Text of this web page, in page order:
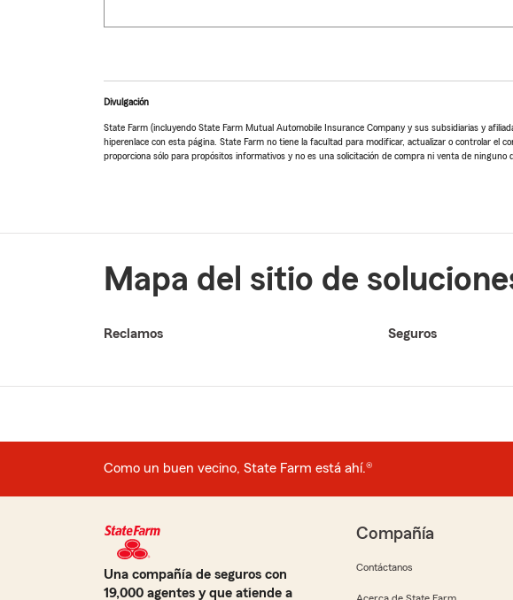
Divulgación
State Farm (incluyendo State Farm Mutual Automobile Insurance Company y sus subsidiarias y
hiperenlace con esta página. State Farm no tiene la facultad para modificar, actualizar o controlar el
proporciona sólo para propósitos informativos y no es una solicitación de compra ni venta de
Mapa del sitio de
Reclamos Seguros
Como un buen vecino, State Farm está ahí.®
Una compañía de seguros con
19,000 agentes y que atiende a
Compañía
Contáctanos